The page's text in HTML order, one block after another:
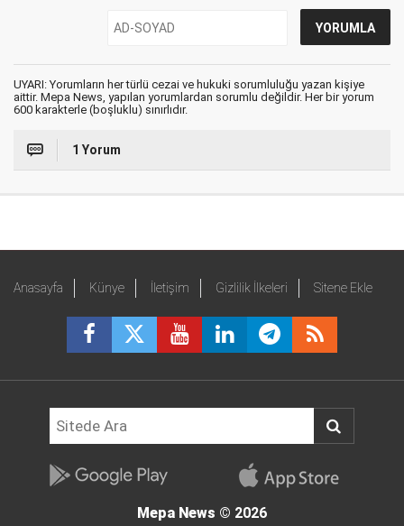
UYARI: Yorumların her türlü cezai ve hukuki sorumluluğu yazan kişiye
aittir. Mepa News, yapılan yorumlardan sorumlu değildir. Her bir yorum
600 karakterle (boşluklu) sınırlıdır.
1 Yorum
Anasayfa Künye İletişim Gizlilik İlkeleri Sitene Ekle
Mepa News © 2026